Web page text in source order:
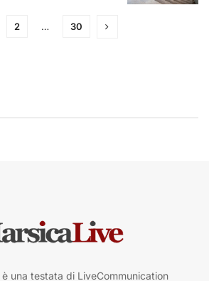
2 … 30
è una testata di LiveCommunication